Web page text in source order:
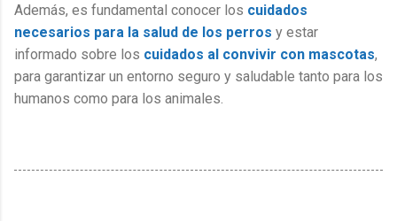
Además, es fundamental conocer los cuidados
necesarios para la salud de los perros y estar
informado sobre los cuidados al convivir con mascotas,
para garantizar un entorno seguro y saludable tanto para los
humanos como para los animales.